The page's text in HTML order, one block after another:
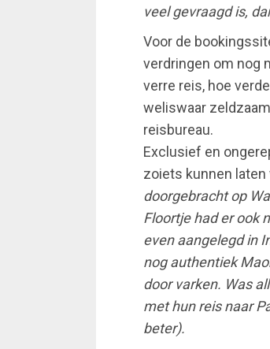
veel gevraagd is,
Voor de
verdringen om nog
verre reis, hoe
weliswaar
reisbureau.
Exclusief en
zoiets kunnen laten
doorgebracht op
Floortje had er ook
even aangelegd in
nog authentiek
door varken. Was
met hun reis naar
beter).